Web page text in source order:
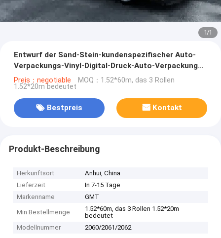
1/1
Entwurf der Sand-Stein-kundenspezifischer Auto-
Verpackungs-Vinyl-Digital-Druck-Auto-Verpackungs-
DIY
Preis：negotiable MOQ：1.52*60m, das 3 Rollen
1.52*20m bedeutet
Bestpreis Kontakt
Produkt-Beschreibung
Herkunftsort
Anhui, China
Lieferzeit
In 7-15 Tage
Markenname
GMT
Min Bestellmenge
1.52*60m, das 3 Rollen 1.52*20m
bedeutet
Modellnummer
2060/2061/2062